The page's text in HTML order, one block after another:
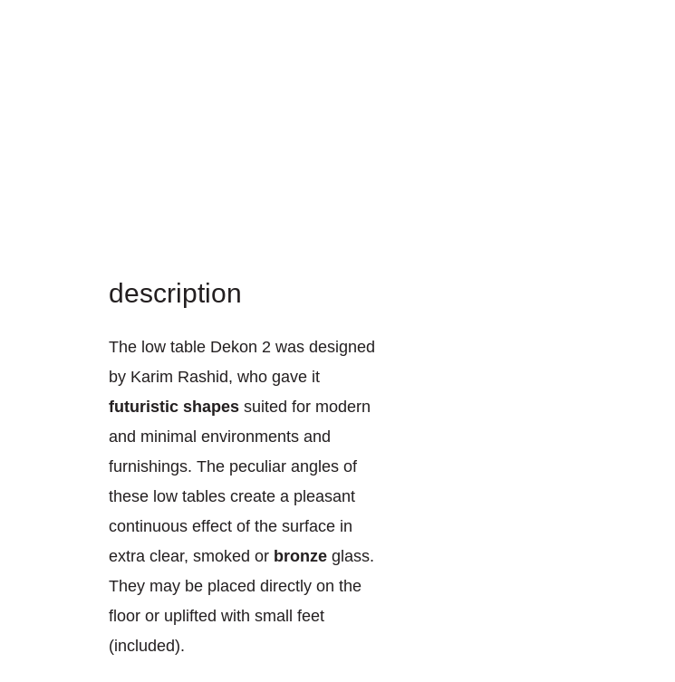
description
The low table Dekon 2 was designed
by Karim Rashid, who gave it
futuristic shapes suited for modern
and minimal environments and
furnishings. The peculiar angles of
these low tables create a pleasant
continuous effect of the surface in
extra clear, smoked or bronze glass.
They may be placed directly on the
floor or uplifted with small feet
(included).